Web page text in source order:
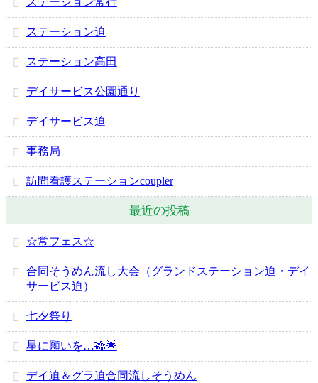
ステーション迫
ステーション高田
デイサービス公園通り
デイサービス迫
事務局
訪問看護ステーションcoupler
最近の投稿
☆常フェス☆
合同そうめん流し大会（グランドステーション迫・デイ
サービス迫）
七夕祭り
星に願いを…🎋🌟
デイ迫＆グラ迫合同流しそうめん